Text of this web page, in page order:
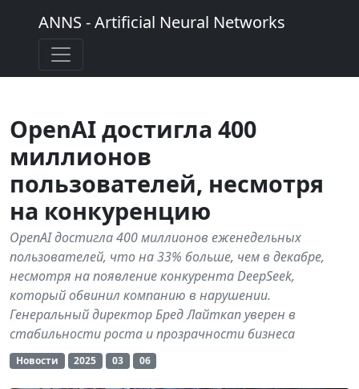
ANNS - Artificial Neural Networks
OpenAI достигла 400
миллионов
пользователей, несмотря
на конкуренцию
OpenAI достигла 400 миллионов еженедельных
пользователей, что на 33% больше, чем в декабре,
несмотря на появление конкурента DeepSeek,
который обвинил компанию в нарушении.
Генеральный директор Бред Лайткап уверен в
стабильности роста и прозрачности бизнеса
Новости 2025 03 06